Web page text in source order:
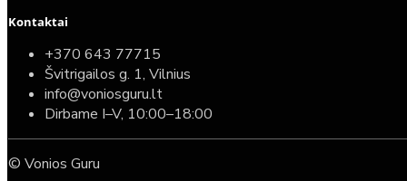
Kontaktai
+370 643 77715
Švitrigailos g. 1, Vilnius
info@voniosguru.lt
Dirbame I–V, 10:00–18:00
© Vonios Guru